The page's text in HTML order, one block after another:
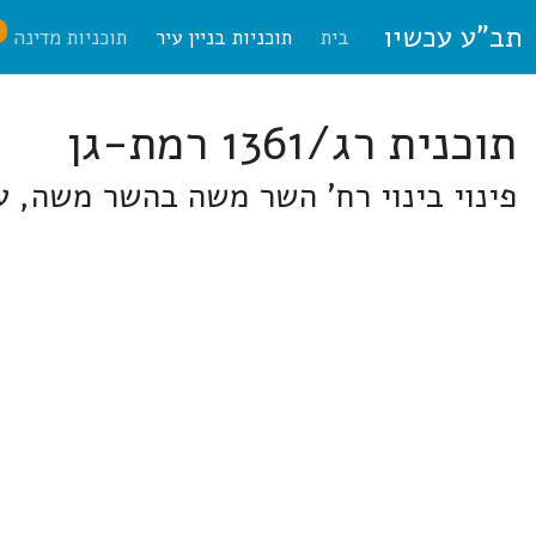
תב"ע עכשיו בית תוכניות בניין עיר תוכניות מדינה
תוכנית רג/1361 רמת-גן
פינוי בינוי רח' השר משה בהשר משה,